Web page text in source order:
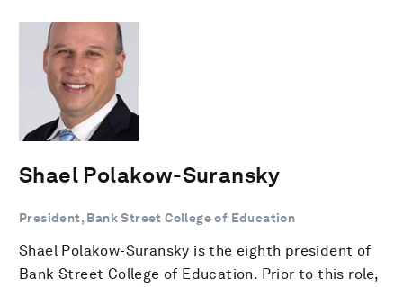
Shael Polakow-Suransky
President, Bank Street College of Education
Shael Polakow-Suransky is the eighth president of
Bank Street College of Education. Prior to this role,